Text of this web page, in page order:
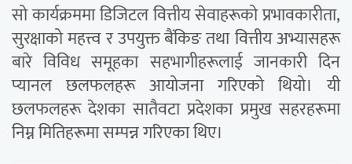
सो कार्यक्रममा डिजिटल वित्तीय सेवाहरूको प्रभावकारीता,
सुरक्षाको महत्त्व र उपयुक्त बैंकिङ तथा वित्तीय अभ्यासहरू
बारे विविध समूहका सहभागीहरूलाई जानकारी दिन
प्यानल छलफलहरू आयोजना गरिएको थियो। यी
छलफलहरू देशका सातैवटा प्रदेशका प्रमुख सहरहरूमा
निम्न मितिहरूमा सम्पन्न गरिएका थिए।